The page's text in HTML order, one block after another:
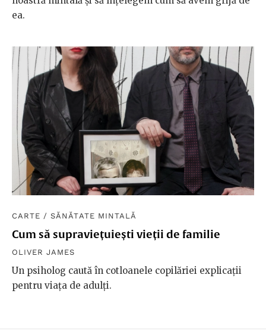
ea.
CARTE /SĂNĂTATE MINTALĂ
Cum să supraviețuiești vieții de familie
OLIVER JAMES
Un psiholog caută în cotloanele copilăriei explicații
pentru viața de adulți.